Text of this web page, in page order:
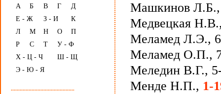
А Б В Г
Д
Е - Ж
З - И
К
Л
М Н О
П
Р
С Т
У - Ф
Х - Ц - Ч
Ш - Щ
Э - Ю - Я
...........................................
Машкинов
Медвецкая
Меламед Л.Э.,
Меламед О.П.,
Меледин В.Г.,
Менде Н.П., 1-